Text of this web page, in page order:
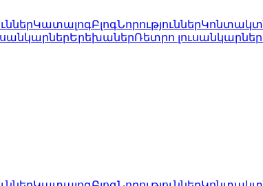
ԿատալոգԲլոգՆորություններ
ԵրեխաներՌետրո լուսանկարներ